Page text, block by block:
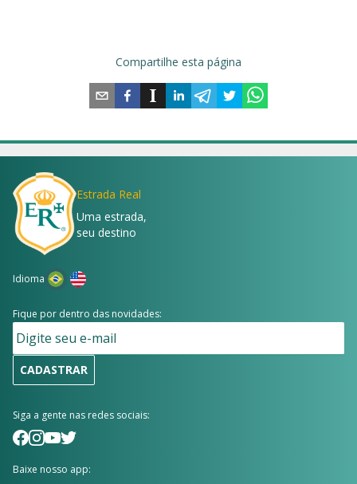
Compartilhe esta página
Estrada Real
Uma estrada,
seu destino
Idioma
Fique por dentro das novidades:
CADASTRAR
Siga a gente nas redes sociais:
Baixe nosso app: